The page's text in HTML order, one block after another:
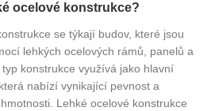
ocelové konstrukce?
se týkají budov, které jsou
lehkých ocelových rámů, panelů a
konstrukce využívá jako hlavní
nabízí vynikající pevnost a
Lehké ocelové konstrukce